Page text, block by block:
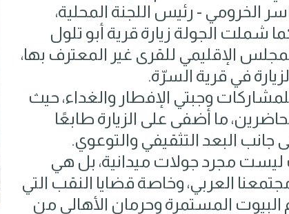
الخرومي - رئيس اللجنة المحلية،
شملت الجولة زيارة قرية أبو تلول
الإقليمي للقرى غير المعترف بها،
في قرية السرّة.
وجبتي الإفطار والغداء، حيث
ما أضفى على الزيارة طابعًا
جانب البعد التثقيفي والتوعوي.
ليست مجرد جولات ميدانية، بل هي
العربي، وخاصة قضايا النقب التي
المستمرة وحرمان الأهالي من